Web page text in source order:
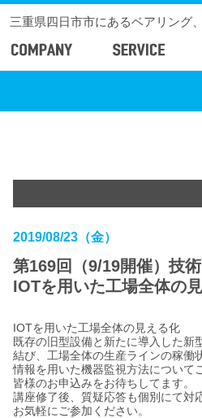
三重県四日市市にあるベアリング
2019/08/23（金）
第169回（9/19開催）技
IOTを用いた工場全体の
IOTを用いた工場全体の見える化
既存の旧型設備と新たに導入した新
結び、工場全体の生産ラインの稼働
情報を用いた機器監視方法について
皆様のお申込みをお待ちしてます。
講座修了後、質疑応答も個別にて対
お気軽にご参加ください。